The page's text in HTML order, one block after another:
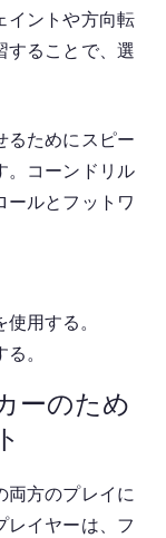
イントや方向転
することで、選
るためにスピー
。コーンドリル
ールとフットワ
用する。
。
ーのため
両方のプレイに
レイヤーは、フ